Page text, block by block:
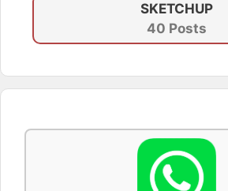
SKETCHUP
40 Posts